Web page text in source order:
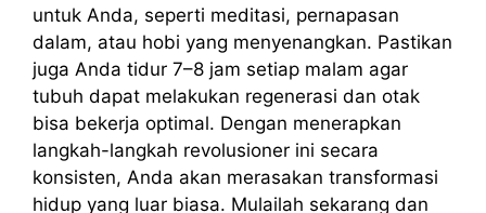
untuk Anda, seperti meditasi, pernapasan
dalam, atau hobi yang menyenangkan. Pastikan
juga Anda tidur 7–8 jam setiap malam agar
tubuh dapat melakukan regenerasi dan otak
bisa bekerja optimal. Dengan menerapkan
langkah-langkah revolusioner ini secara
konsisten, Anda akan merasakan transformasi
hidup yang luar biasa. Mulailah sekarang dan